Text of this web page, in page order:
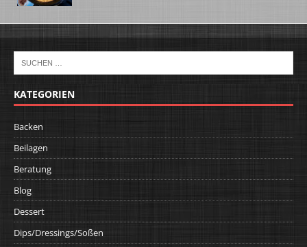
KATEGORIEN
Backen
Beilagen
Beratung
Blog
Dessert
Dips/Dressings/Soßen